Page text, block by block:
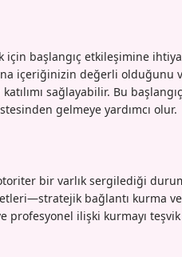
için başlangıç etkileşimine
içeriğinizin değerli olduğunu
sağlayabilir. Bu
gelmeye yardımcı olur.
bir varlık sergilediği
bağlantı kurma
ilişki kurmayı